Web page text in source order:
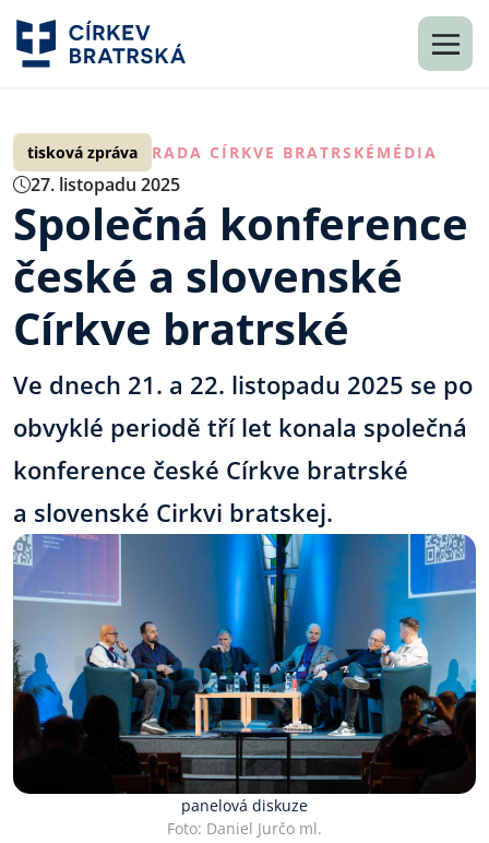
tisková zpráva RADA CÍRKVE BRATRSKÉ MÉDIA
27. listopadu 2025
Společná konference
české a slovenské
Církve bratrské
Ve dnech 21. a 22. listopadu 2025 se po
obvyklé periodě tří let konala společná
konference české Církve bratrské
a slovenské Cirkvi bratskej.
panelová diskuze
Foto: Daniel Jurčo ml.